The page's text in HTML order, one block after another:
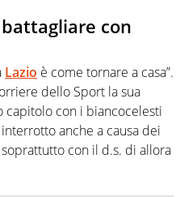
con
Lazio è come tornare a casa”.
dello Sport la sua
con i biancocelesti
anche a causa dei
con il d.s. di allora